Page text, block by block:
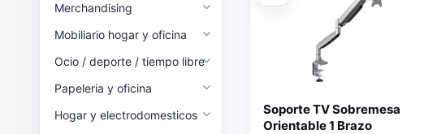
Merchandising
Mobiliario hogar y oficina
Ocio / deporte / tiempo libre
Papeleria y oficina
Hogar y electrodomesticos
Soporte TV Sobremesa
Orientable 1 Brazo